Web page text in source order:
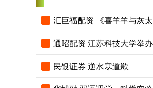
民银证券 逆水寒道歉